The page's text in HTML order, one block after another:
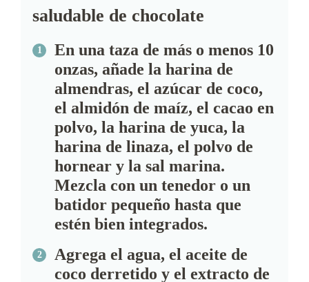
saludable de chocolate
En una taza de más o menos 10
onzas, añade la harina de
almendras, el azúcar de coco,
el almidón de maíz, el cacao en
polvo, la harina de yuca, la
harina de linaza, el polvo de
hornear y la sal marina.
Mezcla con un tenedor o un
batidor pequeño hasta que
estén bien integrados.
Agrega el agua, el aceite de
coco derretido y el extracto de